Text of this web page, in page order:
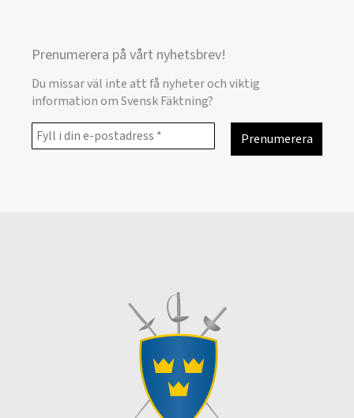
Prenumerera på vårt nyhetsbrev!
Du missar väl inte att få nyheter och viktig
information om Svensk Fäktning?